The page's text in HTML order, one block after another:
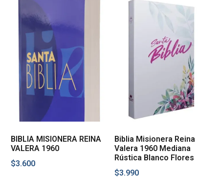
BIBLIA MISIONERA REINA
VALERA 1960
$3.600
Biblia Misionera Reina
Valera 1960 Mediana
Rústica Blanco Flores
$3.990